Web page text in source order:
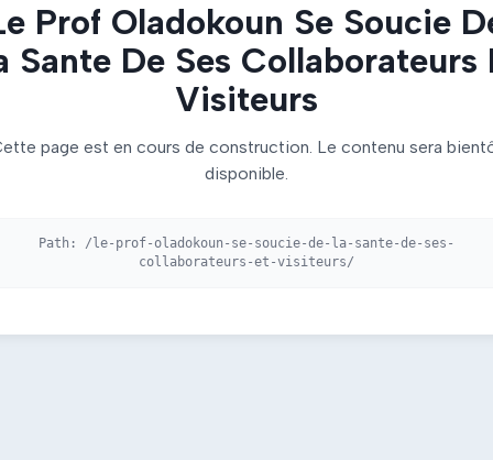
Prof Oladokoun Se Soucie
Sante De Ses Collaborateurs
Visiteurs
page est en cours de construction. Le contenu sera
disponible.
Path: /le-prof-oladokoun-se-soucie-de-la-sante-de-ses-
collaborateurs-et-visiteurs/